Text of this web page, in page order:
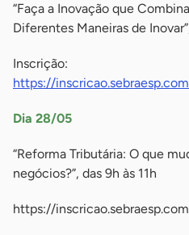
“Faça a Inovação que
Diferentes Maneiras de
Inscrição:
https://
Dia 28/05
“Reforma Tributária: O que
negócios?”, das 9h às 11h
https://